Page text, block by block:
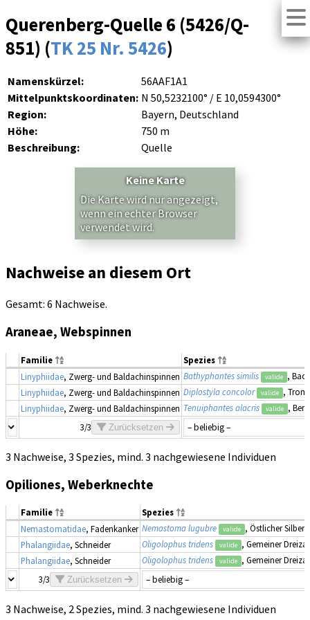
Querenberg-Quelle 6 (5426/Q-
851) (TK 25 Nr. 5426)
Namenskürzel:
56AAF1A1
Mittelpunktskoordinaten: N 50,5232100° / E 10,0594300°
Region:
Bayern, Deutschland
Höhe:
750 m
Beschreibung:
Quelle
Keine Karte
Die Karte wird nur angezeigt,
wenn ein echter Browser
verwendet wird.
Nachweise an diesem Ort
Gesamt: 6 Nachweise.
Araneae, Webspinnen
Familie
Spezies
Linyphiidae, Zwerg- und Baldachinspinnen Bathyphantes similis valide ,
Linyphiidae, Zwerg- und Baldachinspinnen Diplostyla concolor valide ,
Linyphiidae, Zwerg- und Baldachinspinnen Tenuiphantes alacris valide ,
3/3
Zurücksetzen
3 Nachweise, 3 Spezies, mind. 3 nachgewiesene Individuen
Opiliones, Weberknechte
Familie
Spezies
Nemastomatidae, Fadenkanker Nemastoma lugubre valide , Östlicher
Phalangiidae, Schneider Oligolophus tridens valide , Gemeiner
Phalangiidae, Schneider Oligolophus tridens valide , Gemeiner
3/3
Zurücksetzen
3 Nachweise, 2 Spezies, mind. 3 nachgewiesene Individuen